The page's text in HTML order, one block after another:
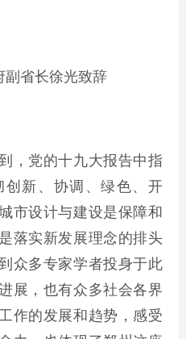
副省长徐光致辞
，党的十九大报告中指
新、协调、绿色、开
市设计与建设是保障和
落实新发展理念的排头
众多专家学者投身于此
展，也有众多社会各界
作的发展和趋势，感受